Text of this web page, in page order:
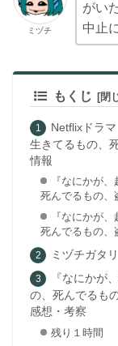
ミヅチ
がい
中止
もくじ
Netflixドラ
生きてるもの、
情報
『なにかが
死んでるもの、
『なにかが
死んでるもの、
ミヅチガタリ
『なにかが
の、死んでるも
感想・考察
残り１時間